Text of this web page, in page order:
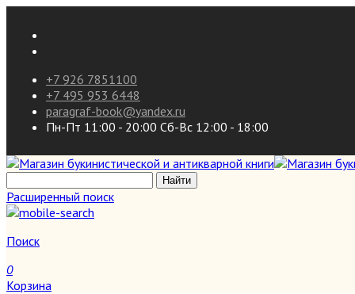
+7 926 7851100
+7 495 953 6448
paragraf-book@yandex.ru
Пн-Пт 11:00 - 20:00 Сб-Вс 12:00 - 18:00
Расширенный поиск
Поиск
0
Корзина